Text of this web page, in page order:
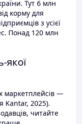
Тут 6 млн
корму для
з усієї
Понад 120 млн
якої
маркетплейсів —
Kantar, 2025).
читайте